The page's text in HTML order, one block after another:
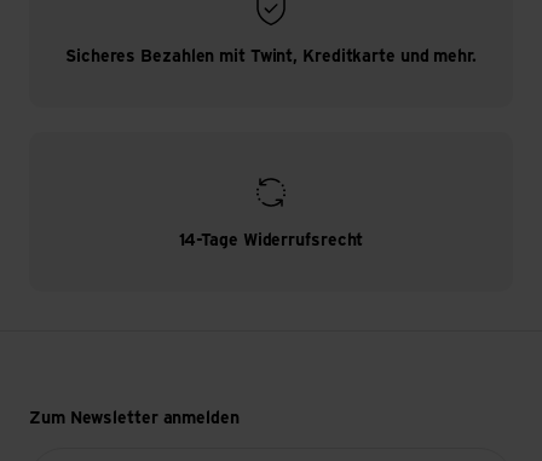
Sicheres Bezahlen mit Twint, Kreditkarte und mehr.
14-Tage Widerrufsrecht
Zum Newsletter anmelden